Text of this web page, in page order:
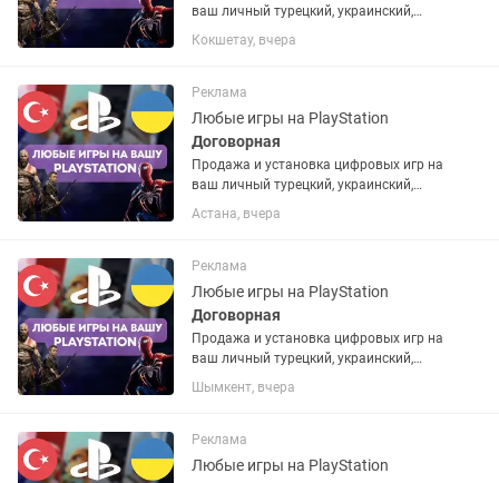
ваш личный турецкий, украинский,
американский или польский PSN
аккаунт. Если аккаунта нет – помогу
запросу. Работают на PS4 и...
Кокшетау, вчера
Реклама
Любые игры на PlayStation
Договорная
Продажа и установка цифровых игр на
ваш личный турецкий, украинский,
американский или польский PSN
аккаунт. Если аккаунта нет – помогу
запросу. Работают на PS4 и...
Астана, вчера
Реклама
Любые игры на PlayStation
Договорная
Продажа и установка цифровых игр на
ваш личный турецкий, украинский,
американский или польский PSN
запросу. Работают на PS4 и...
Шымкент, вчера
Реклама
Любые игры на PlayStation